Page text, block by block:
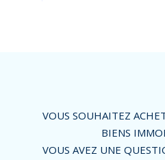
VOUS SOUHAITEZ
BIENS
VOUS AVEZ UNE